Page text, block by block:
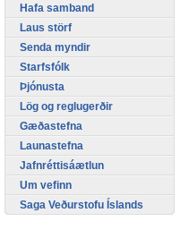
Hafa samband
Laus störf
Senda myndir
Starfsfólk
Þjónusta
Lög og reglugerðir
Gæðastefna
Launastefna
Jafnréttisáætlun
Um vefinn
Saga Veðurstofu Íslands